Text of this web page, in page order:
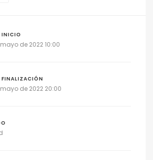
INICIO
de 2022 10:00
FINALIZACIÓN
de 2022 20:00